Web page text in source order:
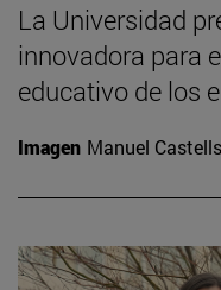
La Universidad
innovadora para
educativo de los
Imagen Manuel Castells